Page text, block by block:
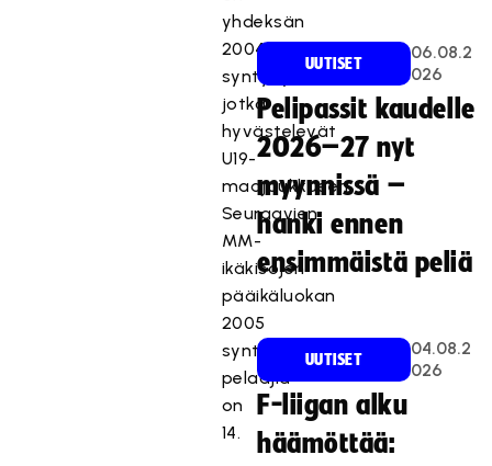
yhdeksän
2004
syntynyttä,
jotka
hyvästelevät
U19-
maajoukkueen.
Seuraavien
MM-
ikäkisojen
pääikäluokan
2005
syntyneiden
pelaajia
on
14.
UUTISET
06.08.2
026
Pelipassit kaudelle
2026–27 nyt
myynnissä –
hanki ennen
ensimmäistä peliä
UUTISET
04.08.2
026
F-liigan alku
häämöttää: